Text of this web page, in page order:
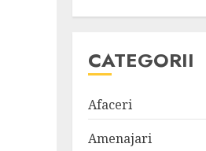
CATEGORII
Afaceri
Amenajari